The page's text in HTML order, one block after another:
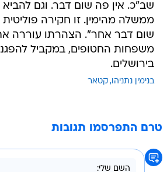
שב"כ. אין פה שום דבר. וגם
ממשלה מהימין. זו חקירה פוליטית
שום דבר אחר". הצהרתו עוררה
משפחות החטופים, במקביל
בירושלים.
בנימין נתניהו קטאר
טרם התפרסמו תגובות